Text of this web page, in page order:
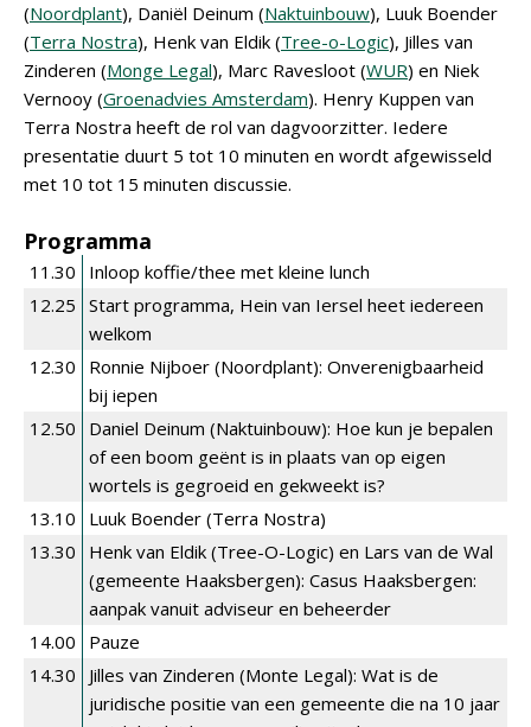
(Noordplant), Daniël Deinum (Naktuinbouw), Luuk Boender
(Terra Nostra), Henk van Eldik (Tree-o-Logic), Jilles van
Zinderen (Monge Legal), Marc Ravesloot (WUR) en Niek
Vernooy (Groenadvies Amsterdam). Henry Kuppen van
Terra Nostra heeft de rol van dagvoorzitter. Iedere
presentatie duurt 5 tot 10 minuten en wordt afgewisseld
met 10 tot 15 minuten discussie.
Programma
11.30
Inloop koffie/thee met kleine lunch
12.25 Start programma, Hein van Iersel heet iedereen
welkom
12.30
Ronnie Nijboer (Noordplant): Onverenigbaarheid
bij iepen
12.50
Daniel Deinum (Naktuinbouw): Hoe kun je bepalen
of een boom geënt is in plaats van op eigen
wortels is gegroeid en gekweekt is?
13.10
Luuk Boender (Terra Nostra)
13.30
Henk van Eldik (Tree-O-Logic) en Lars van de Wal
(gemeente Haaksbergen): Casus Haaksbergen:
aanpak vanuit adviseur en beheerder
14.00
Pauze
14.30
Jilles van Zinderen (Monte Legal): Wat is de
juridische positie van een gemeente die na 10 jaar